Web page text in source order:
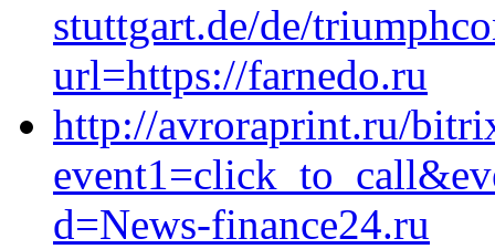
stuttgart.de/de/
url=https://farnedo.ru
http://avroraprint.ru/
d=News-finance24.ru